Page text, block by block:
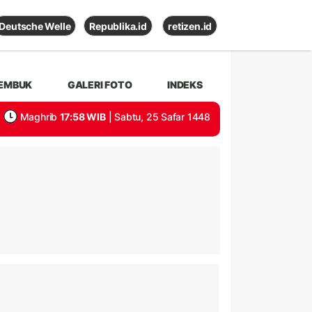
Deutsche Welle Republika.id retizen.id
GALERI FOTO INDEKS
Maghrib 17:58 WIB | Sabtu, 25 Safar 1448